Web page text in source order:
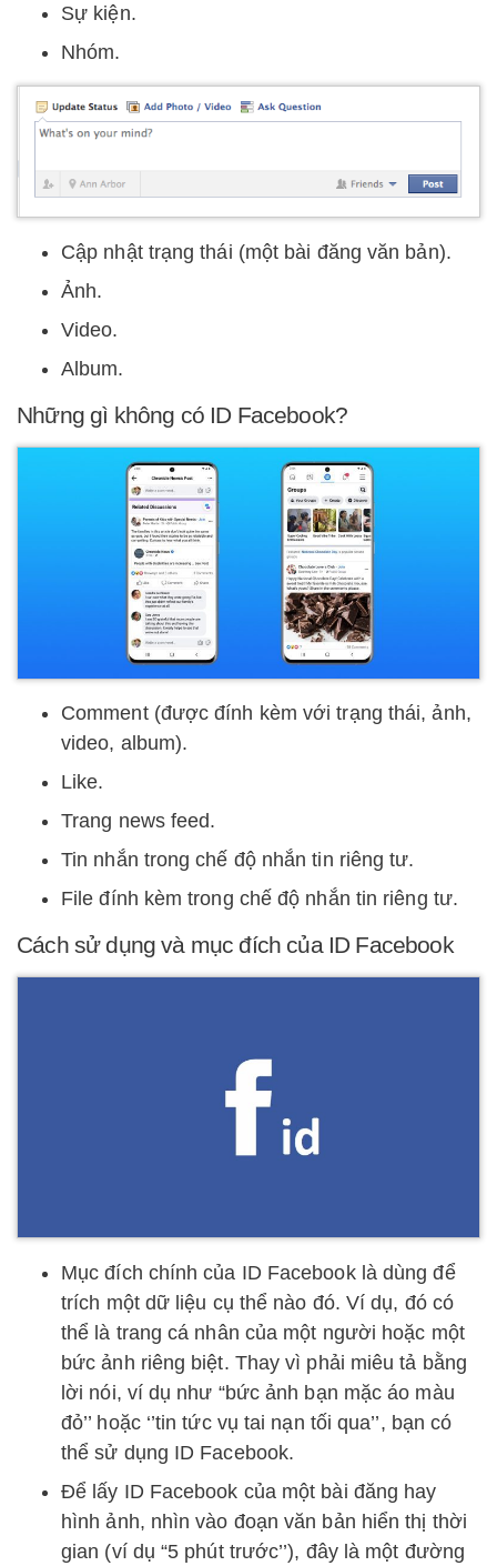
Sự kiện.
Nhóm.
Cập nhật trạng thái (một bài đăng văn bản).
Ảnh.
Video.
Album.
Những gì không có ID Facebook?
Comment (được đính kèm với trạng thái, ảnh,
video, album).
Like.
Trang news feed.
Tin nhắn trong chế độ nhắn tin riêng tư.
File đính kèm trong chế độ nhắn tin riêng tư.
Cách sử dụng và mục đích của ID Facebook
Mục đích chính của ID Facebook là dùng để
trích một dữ liệu cụ thể nào đó. Ví dụ, đó có
thể là trang cá nhân của một người hoặc một
bức ảnh riêng biệt. Thay vì phải miêu tả bằng
lời nói, ví dụ như “bức ảnh bạn mặc áo màu
đỏ’’ hoặc ‘’tin tức vụ tai nạn tối qua’’, bạn có
thể sử dụng ID Facebook.
Để lấy ID Facebook của một bài đăng hay
hình ảnh, nhìn vào đoạn văn bản hiển thị thời
gian (ví dụ “5 phút trước’’), đây là một đường